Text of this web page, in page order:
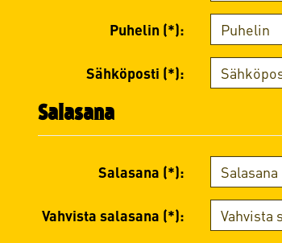
Puhelin (*):
Sähköposti (*):
Salasana
Salasana (*):
Vahvista salasana (*):